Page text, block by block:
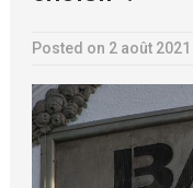
Posted on 2 août 2021